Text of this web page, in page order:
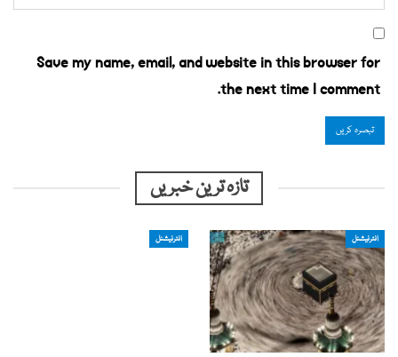
Save my name, email, and website in this browser for
the next time I comment.
تازہ ترین خبریں
انٹرنیشنل انٹرنیشنل